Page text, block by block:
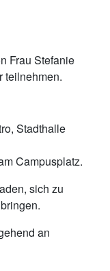
Frau Stefanie
teilnehmen.
Stadthalle
Campusplatz.
sich zu
an